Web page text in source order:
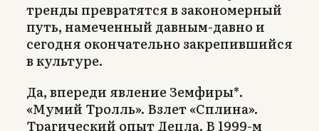
тренды превратятся в закономерный
путь, намеченный давным-давно и
сегодня окончательно закрепившийся
в культуре.
Да, впереди явление Земфиры*.
«Мумий Тролль». Взлет «Сплина».
Трагический опыт Децла. В 1999-м